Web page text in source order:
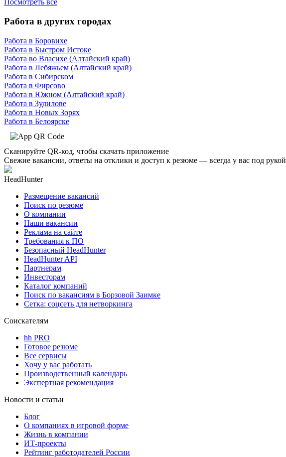
Посмотреть все
Работа в других городах
Работа в Боровихе
Работа в Быстром Истоке
Работа во Власихе (Алтайский край)
Работа в Лебяжьем (Алтайский край)
Работа в Сибирском
Работа в Фирсово
Работа в Южном (Алтайский край)
Работа в Зудилове
Работа в Новых Зорях
Работа в Белоярске
Сканируйте QR-код, чтобы скачать приложение
Свежие вакансии, ответы на отклики и доступ к резюме — всегда у вас под рукой
HeadHunter
Размещение вакансий
Поиск по резюме
О компании
Наши вакансии
Реклама на сайте
Требования к ПО
Безопасный HeadHunter
HeadHunter API
Партнерам
Инвесторам
Каталог компаний
Поиск по вакансиям в Борзовой Заимке
Сетка: соцсеть для нетворкинга
Соискателям
hh PRO
Готовое резюме
Все сервисы
Хочу у вас работать
Производственный календарь
Экспертная рекомендация
Новости и статьи
Блог
О компаниях в игровой форме
Жизнь в компании
ИТ-проекты
Рейтинг работодателей России